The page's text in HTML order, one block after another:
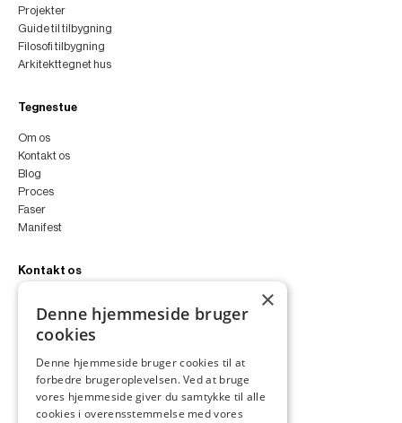
Projekter
Guide til tilbygning
Filosofi tilbygning
Arkitekttegnet hus
Tegnestue
Om os
Kontakt os
Blog
Proces
Faser
Manifest
Kontakt os
+45 4252 0011
VA11a
2300 København S
Instagram
×
Denne hjemmeside bruger
cookies
Denne hjemmeside bruger cookies til at
forbedre brugeroplevelsen. Ved at bruge
vores hjemmeside giver du samtykke til alle
cookies i overensstemmelse med vores